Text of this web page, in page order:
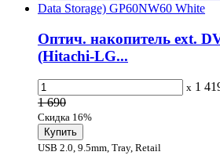
Оптич. накопитель ext.
(Hitachi-LG...
x 1
1 690
Скидка 16%
USB 2.0, 9.5mm, Tray, Retail